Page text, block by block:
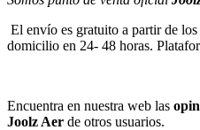
El envío es gratuito a partir de
domicilio en 24- 48 horas.
Encuentra en nuestra web las
Joolz Aer de otros usuarios.